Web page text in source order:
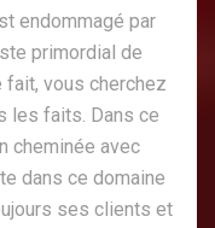
endommagé par
primordial de
fait, vous cherchez
les faits. Dans ce
cheminée avec
dans ce domaine
ses clients et